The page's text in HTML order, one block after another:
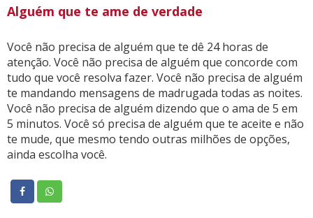
Alguém que te ame de verdade
Você não precisa de alguém que te dê 24 horas de
atenção. Você não precisa de alguém que concorde com
tudo que você resolva fazer. Você não precisa de alguém
te mandando mensagens de madrugada todas as noites.
Você não precisa de alguém dizendo que o ama de 5 em
5 minutos. Você só precisa de alguém que te aceite e não
te mude, que mesmo tendo outras milhões de opções,
ainda escolha você.